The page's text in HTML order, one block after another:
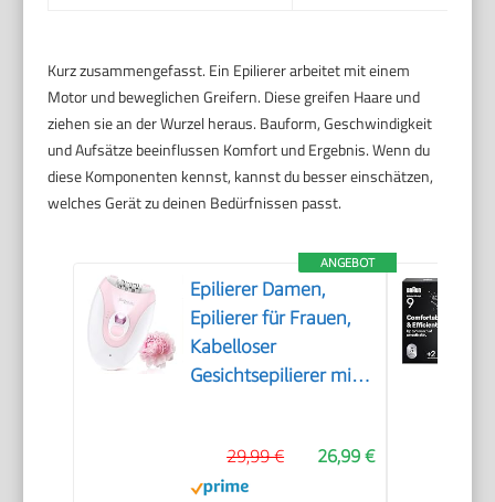
Kurz zusammengefasst. Ein Epilierer arbeitet mit einem
Motor und beweglichen Greifern. Diese greifen Haare und
ziehen sie an der Wurzel heraus. Bauform, Geschwindigkeit
und Aufsätze beeinflussen Komfort und Ergebnis. Wenn du
diese Komponenten kennst, kannst du besser einschätzen,
welches Gerät zu deinen Bedürfnissen passt.
ANGEBOT
Epilierer Damen,
Epilierer für Frauen,
Kabelloser
Gesichtsepilierer mit
Haarentferner für
Gesicht, Körper,
26,99 €
29,99 €